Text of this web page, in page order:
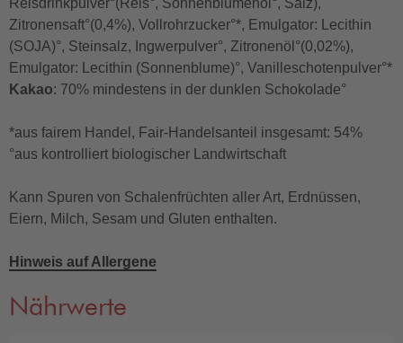
Zitronensaft°(0,4%), Vollrohrzucker°*, Emulgator: Lecithin
(SOJA)°, Steinsalz, Ingwerpulver°, Zitronenöl°(0,02%),
Emulgator: Lecithin (Sonnenblume)°, Vanilleschotenpulver°*
Kakao: 70% mindestens in der dunklen Schokolade°
*aus fairem Handel, Fair-Handelsanteil insgesamt: 54%
°aus kontrolliert biologischer Landwirtschaft
Kann Spuren von Schalenfrüchten aller Art, Erdnüssen,
Eiern, Milch, Sesam und Gluten enthalten.
Hinweis auf Allergene
Nährwerte